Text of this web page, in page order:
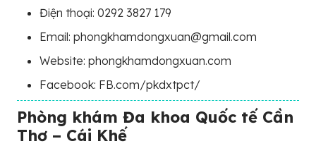
Điện thoại: 0292 3827 179
Email: phongkhamdongxuan@gmail.com
Website: phongkhamdongxuan.com
Facebook: FB.com/pkdxtpct/
Phòng khám Đa khoa Quốc tế Cần
Thơ – Cái Khế